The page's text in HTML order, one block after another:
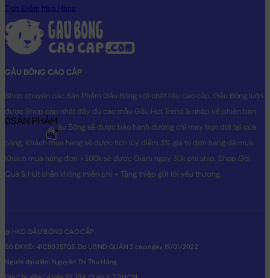
Tích Điểm Mua Hàng
GẤU BÔNG CAO CẤP
Shop chuyên các Sản Phẩm Gấu Bông với chất liệu cao cấp. Gấu Bông luôn
được Shop cập nhật đầy đủ các mẫu Gấu Hot Trend & nhập về phiên bản
Original nhất. Gấu Bông sẽ được bảo hành đường chỉ may trọn đời tại cửa
hàng, Khách mua hàng sẽ được tích lũy điểm 3% giá trị đơn hàng đã mua.
Khách mua hàng đơn >300k sẽ được Giảm ngay 30k phí ship. Shop Gói
Quà & Hút chân không miễn phí + Tặng thiệp gửi lời yêu thương.
@ HKD GẤU BÔNG CAO CẤP
Số ĐKKD: 41C8025705. Do UBND QUẬN 3 cấp ngày 19/01/2022
Người đại diện: Nguyễn Thị Thu Hằng
0SẢN PHẨM
0₫